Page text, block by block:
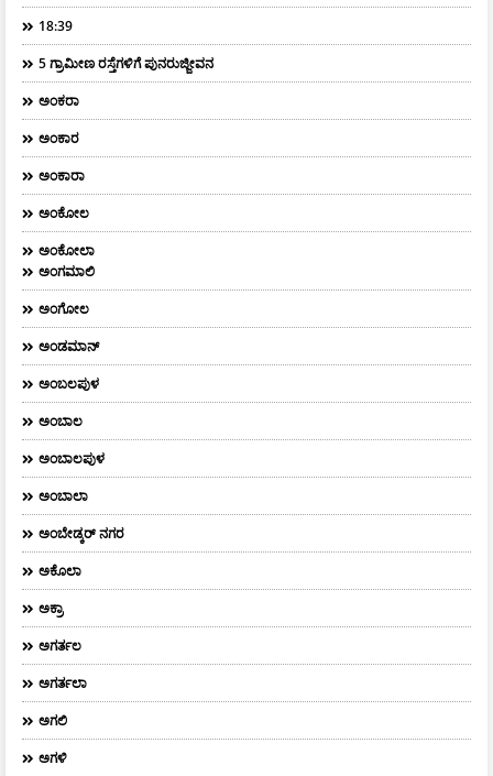
18:39
5 ಗ್ರಾಮೀಣ ರಸ್ತೆಗಳಿಗೆ ಪುನರುಜ್ಜೀವನ
ಅಂಕರಾ
ಅಂಕಾರ
ಅಂಕಾರಾ
ಅಂಕೋಲ
ಅಂಕೋಲಾ
ಅಂಗಮಾಲಿ
ಅಂಗೋಲ
ಅಂಡಮಾನ್
ಅಂಬಲಪುಳ
ಅಂಬಾಲ
ಅಂಬಾಲಪುಳ
ಅಂಬಾಲಾ
ಅಂಬೇಡ್ಕರ್‌ ನಗರ
ಅಕೊಲಾ
ಅಕ್ರಾ
ಅಗರ್ತಲ
ಅಗರ್ತಲಾ
ಅಗಲಿ
ಅಗಳಿ